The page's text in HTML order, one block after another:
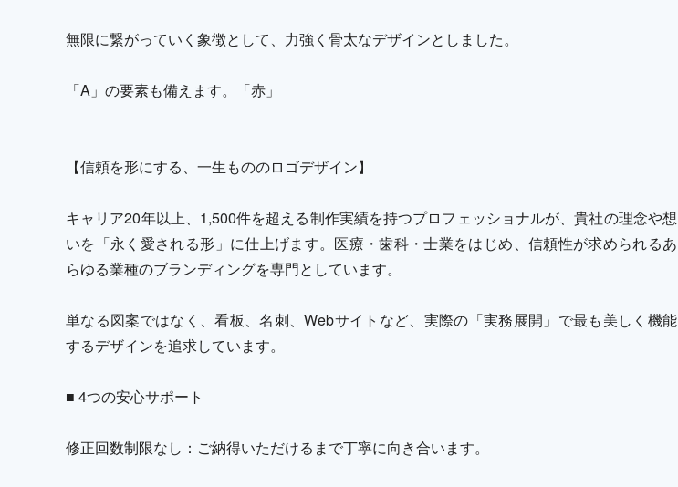
無限に繋がっていく象徴として、力強く骨太なデザインとしました。
「A」の要素も備えます。「赤」
【信頼を形にする、一生もののロゴデザイン】
キャリア20年以上、1,500件を超える制作実績を持つプロフェッショナルが、貴社の理念や想
いを「永く愛される形」に仕上げます。医療・歯科・士業をはじめ、信頼性が求められるあ
らゆる業種のブランディングを専門としています。
単なる図案ではなく、看板、名刺、Webサイトなど、実際の「実務展開」で最も美しく機能
するデザインを追求しています。
■ 4つの安心サポート
修正回数制限なし：ご納得いただけるまで丁寧に向き合います。